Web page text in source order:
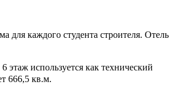
каждого студента строителя. Отель
используется как технический
666,5 кв.м.